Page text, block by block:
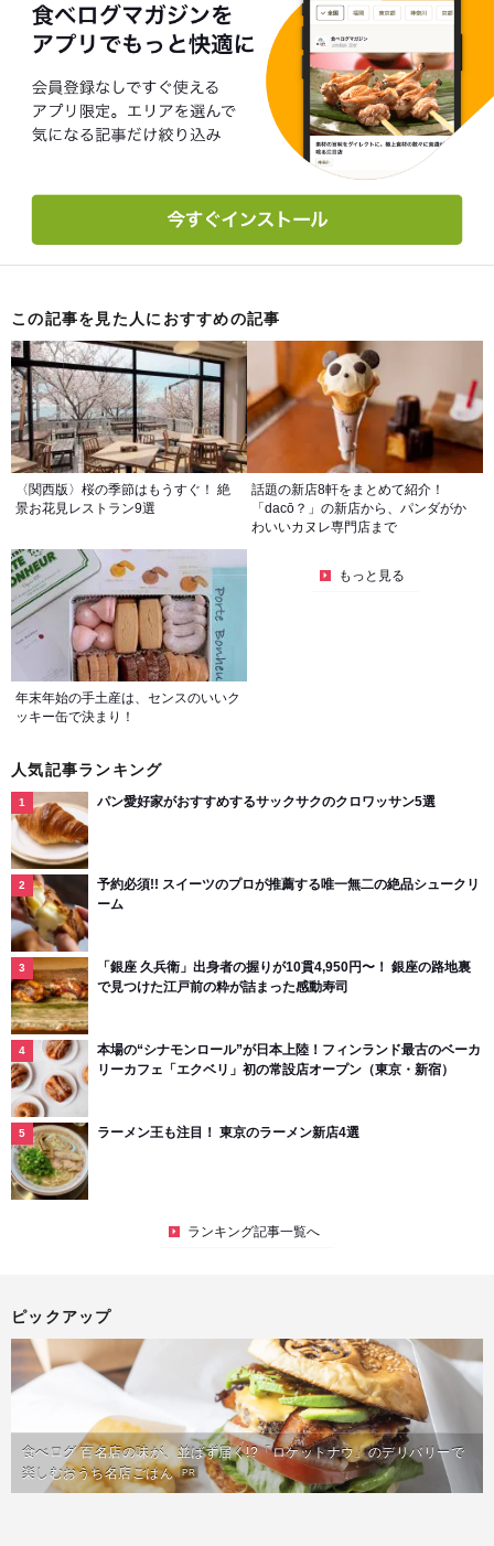
この記事を見た人におすすめの記事
〈関西版〉桜の季節はもうすぐ！ 絶
景お花見レストラン9選
話題の新店8軒をまとめて紹介！
「dacō？」の新店から、パンダがか
わいいカヌレ専門店まで
年末年始の手土産は、センスのいいク
ッキー缶で決まり！
もっと見る
人気記事ランキング
パン愛好家がおすすめするサックサクのクロワッサン5選
予約必須!! スイーツのプロが推薦する唯一無二の絶品シュークリ
ーム
「銀座 久兵衛」出身者の握りが10貫4,950円〜！ 銀座の路地裏
で見つけた江戸前の粋が詰まった感動寿司
本場の“シナモンロール”が日本上陸！フィンランド最古のベーカ
リーカフェ「エクベリ」初の常設店オープン（東京・新宿）
ラーメン王も注目！ 東京のラーメン新店4選
ランキング記事一覧へ
ピックアップ
食べログ 百名店の味が、並ばず届く!?「ロケットナウ」のデリバリーで
楽しむおうち名店ごはん PR